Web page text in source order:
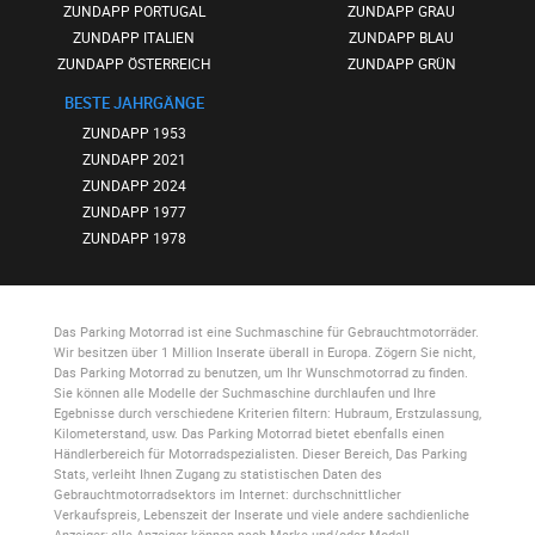
ZUNDAPP PORTUGAL
ZUNDAPP ITALIEN
ZUNDAPP ÖSTERREICH
BESTE JAHRGÄNGE
ZUNDAPP 1953
ZUNDAPP 2021
ZUNDAPP 2024
ZUNDAPP 1977
ZUNDAPP 1978
ZUNDAPP GRAU
ZUNDAPP BLAU
ZUNDAPP GRÜN
Das Parking Motorradist eine Suchmaschine für Gebrauchtmotorräder.
Wir besitzen über 1 Million Inserate überall in Europa. Zögern Sie nicht,
Das Parking Motorradzu benutzen, um Ihr Wunschmotorrad zu finden.
Sie können alle Modelle der Suchmaschine durchlaufen und Ihre
Egebnisse durch verschiedene Kriterien filtern: Hubraum, Erstzulassung,
Kilometerstand, usw. Das Parking Motorradbietet ebenfalls einen
Händlerbereich für Motorradspezialisten. Dieser Bereich, Das Parking
Stats, verleiht Ihnen Zugang zu statistischen Daten des
Gebrauchtmotorradsektors im Internet: durchschnittlicher
Verkaufspreis, Lebenszeit der Inserate und viele andere sachdienliche